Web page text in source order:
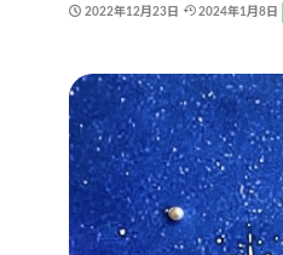
2022年12月23日 2024年1月8日